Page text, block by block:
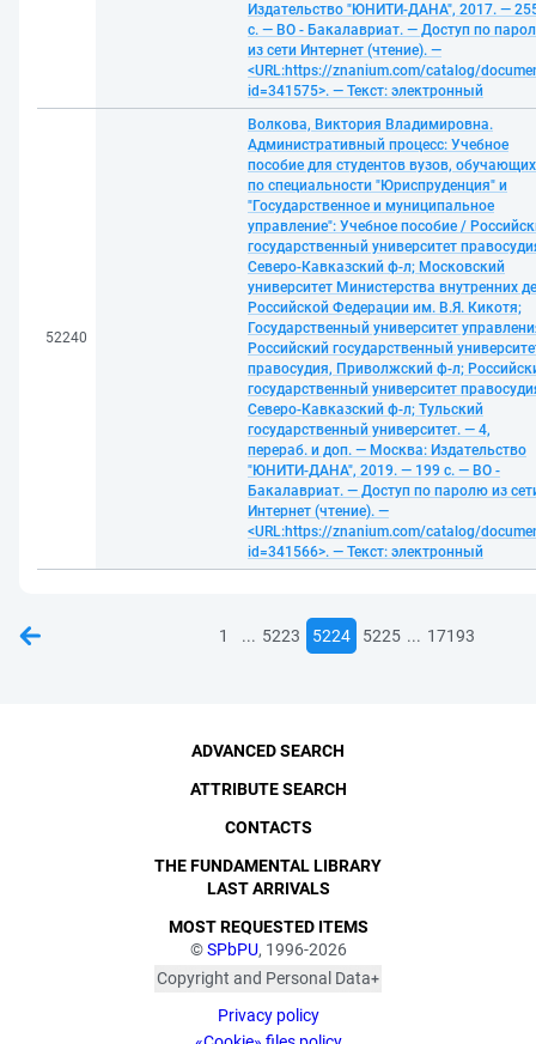
Издательство "ЮНИТИ-ДАНА", 2017. —
с. — ВО - Бакалавриат. — Доступ по
из сети Интернет (чтение). —
<URL:https://znanium.com/catalog/
id=341575>. — Текст: электронный
52240
Волкова, Виктория Владимировна.
Административный процесс: Учебное
пособие для студентов вузов,
по специальности "Юриспруденция" и
"Государственное и муниципальное
управление": Учебное пособие /
государственный университет
Северо-Кавказский ф-л; Московский
университет Министерства внутренних
Российской Федерации им. В.Я. Кикотя;
Государственный университет
Российский государственный
правосудия, Приволжский ф-л;
государственный университет
Северо-Кавказский ф-л; Тульский
государственный университет. — 4,
перераб. и доп. — Москва: Издательство
"ЮНИТИ-ДАНА", 2019. — 199 с. — ВО -
Бакалавриат. — Доступ по паролю из
Интернет (чтение). —
<URL:https://znanium.com/catalog/
id=341566>. — Текст: электронный
1 ... 5223 5224 5225 ... 17193
©SPbPU, 1996-2026
Copyright and Personal Data
published with the
Privacy policy
ADVANCED SEARCH
ATTRIBUTE SEARCH
CONTACTS
THE FUNDAMENTAL LIBRARY
LAST ARRIVALS
MOST REQUESTED ITEMS